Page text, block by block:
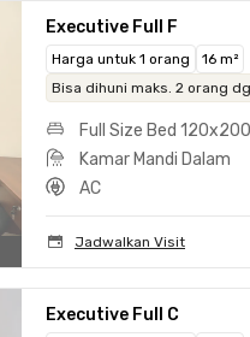
Executive Full F
Harga untuk 1 orang
16 m²
Bisa dihuni maks. 2 orang
Full Size Bed
Kamar Mandi Dalam
AC
Jadwalkan Visit
Executive Full C